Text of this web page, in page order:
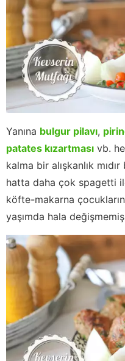
Yanına bulgur pilavı,
patates kızartması vb.
kalma bir alışkanlık
hatta daha çok spagetti
köfte-makarna
yaşımda hala değişmemiş